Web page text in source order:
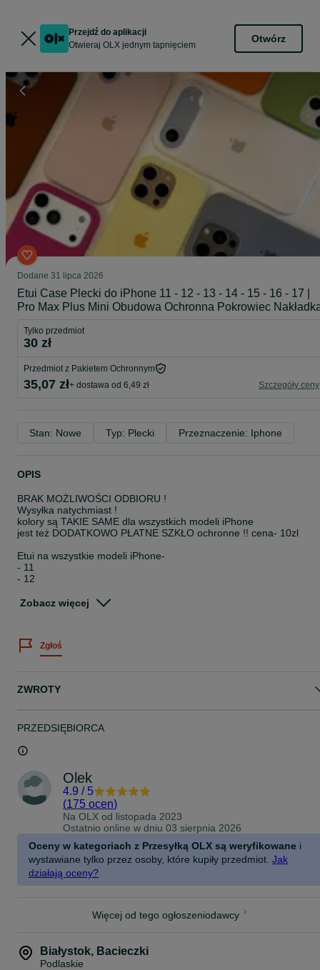
Przejdź do aplikacji
Otwieraj OLX jednym tapnięciem
Otwórz
Dodane 31 lipca 2026
Etui Case Plecki do iPhone 11 - 12 - 13 - 14 - 15 - 16 - 17 |
Pro Max Plus Mini Obudowa Ochronna Pokrowiec
Tylko przedmiot
30 zł
Przedmiot z Pakietem Ochronnym
35,07 zł+ dostawa od 6,49 zł Szczegóły ceny
Stan: Nowe Typ: Plecki Przeznaczenie: Iphone
OPIS
BRAK MOŻLIWOŚCI ODBIORU !
Wysyłka natychmiast !
kolory są TAKIE SAME dla wszystkich modeli iPhone
jest też DODATKOWO PŁATNE SZKŁO ochronne !! cenа- 10zl
Etui na wszystkie modeli iPhone-
- 11
- 12
- 14
Pro / Max / Mini / Plus
NIE WYSYŁAM PRZESYŁEK POBRANIOWYCH.
wysłania (kolor, iPhone, ilość) lub zdjęcie.
PROSZĘ O PRZEMYŚLANY ZAKUP - BRAK MOŻLIWOŚCI
WYMIANA MOŻLIWA JEST JEDYNIE W PRZYPADKU, KIEDY
NIE ZOSTAŁ OTWARTY. KOSZT WYSYŁKI POKRYWA KUPUJĄCY
Zobacz więcej
Zgłoś
ZWROTY
PRZEDSIĘBIORCA
Olek
4.9 / 5
(175 ocen)
Na OLX od listopada 2023
Ostatnio online w dniu 03 sierpnia 2026
Oceny w kategoriach z Przesyłką OLX są weryfikowane i
wystawiane tylko przez osoby, które kupiły przedmiot. Jak
działają oceny?
Więcej od tego ogłoszeniodawcy
Białystok, Bacieczki
Podlaskie